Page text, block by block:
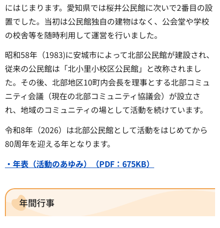
にはじまります。愛知県では桜井公民館に次いで2番目の設
置でした。当初は公民館独自の建物はなく、公会堂や学校
の校舎等を随時利用して運営を行いました。
昭和58年（1983)に安城市によって北部公民館が建設され、
従来の公民館は「北小里小校区公民館」と改称されまし
た。その後、北部地区10町内会長を理事とする北部コミュ
ニティ会議（現在の北部コミュニティ協議会）が設立さ
れ、地域のコミュニティの場として活動を続けています。
令和8年（2026）は北部公民館として活動をはじめてから
80周年を迎える年となります。
・年表（活動のあゆみ）（PDF：675KB）
年間行事